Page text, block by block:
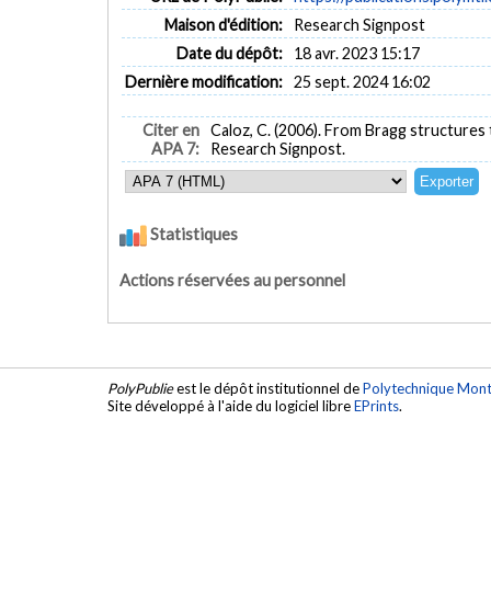
Maison d'édition:
Research Signpost
Date du dépôt:
18 avr. 2023 15:17
Dernière modification: 25 sept. 2024 16:02
Citer en
APA 7:
Caloz, C. (2006). From Bragg
Research Signpost.
Statistiques
Actions réservées au personnel
PolyPublieest le dépôt institutionnel dePolytechnique
Site développé à l'aide du logiciel libreEPrints.